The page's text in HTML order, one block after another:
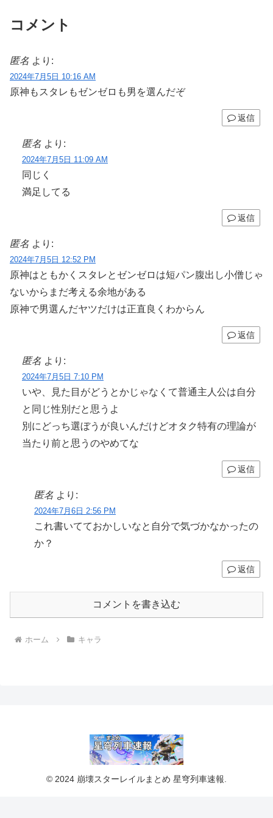
コメント
匿名 より:
2024年7月5日 10:16 AM
原神もスタレもゼンゼロも男を選んだぞ
返信
匿名 より:
2024年7月5日 11:09 AM
同じく
満足してる
返信
匿名 より:
2024年7月5日 12:52 PM
原神はともかくスタレとゼンゼロは短パン腹出し小僧じゃ
ないからまだ考える余地がある
原神で男選んだヤツだけは正直良くわからん
返信
匿名 より:
2024年7月5日 7:10 PM
いや、見た目がどうとかじゃなくて普通主人公は自分
と同じ性別だと思うよ
別にどっち選ぼうが良いんだけどオタク特有の理論が
当たり前と思うのやめてな
返信
匿名 より:
2024年7月6日 2:56 PM
これ書いてておかしいなと自分で気づかなかったの
か？
返信
コメントを書き込む
ホーム キャラ
© 2024 崩壊スターレイルまとめ 星穹列車速報.